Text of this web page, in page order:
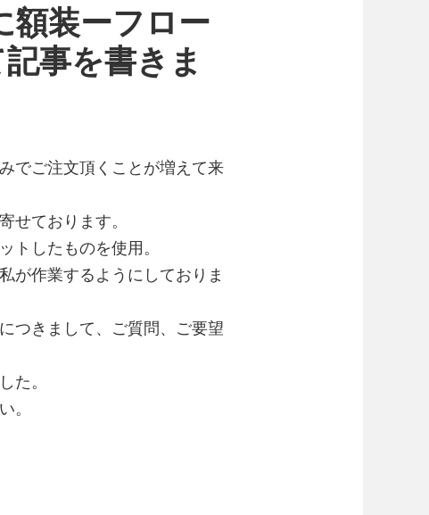
額装ーフロー
事を書きま
でご注文頂くことが増えて来
せております。
トしたものを使用。
が作業するようにしておりま
につきまして、ご質問、ご要望
た。
。